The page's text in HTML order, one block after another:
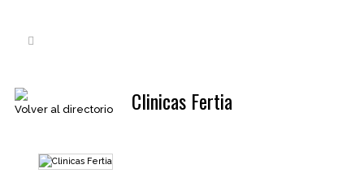
Clinicas Fertia
Volver al directorio